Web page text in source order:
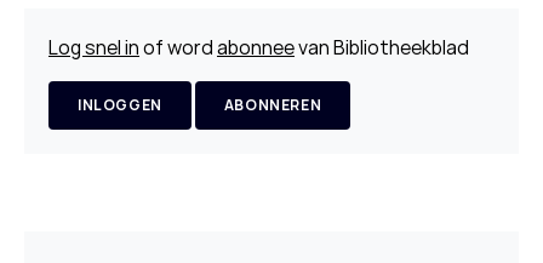
Log snel inof wordabonneevan Bibliotheekblad
INLOGGEN ABONNEREN